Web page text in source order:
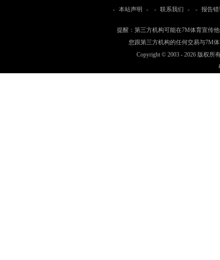
- 本站声明 - - 联系我们 - - 报告
提醒：第三方机构可能在7M体育宣传
您跟第三方机构的任何交易与7M
Copyright © 2003 - 2026 版权所